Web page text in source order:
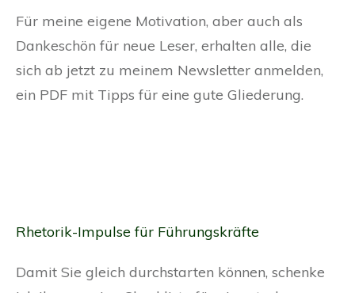
Für meine eigene Motivation, aber auch als
Dankeschön für neue Leser, erhalten alle, die
sich ab jetzt zu meinem Newsletter anmelden,
ein PDF mit Tipps für eine gute Gliederung.
Rhetorik-Impulse für Führungskräfte
Damit Sie gleich durchstarten können, schenke